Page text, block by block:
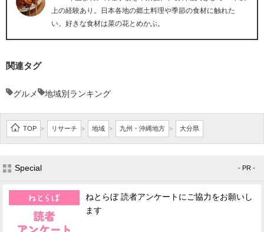
上の経験あり。日本各地の郷土料理や季節の食材に触れた
い。好きな食材は菜の花とめかぶ。
関連タグ
グルメ 地域別ランキング
TOP > リサーチ > 地域 > 九州・沖縄地方 > 大分県
Special - PR -
ねとらぼ 読者アンケートにご協力をお願いし
ます